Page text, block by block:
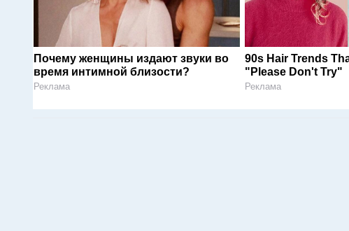
Почему женщины издают звуки во
время интимной близости?
Реклама
90s Hair Trends
"Please Don't Try"
Реклама